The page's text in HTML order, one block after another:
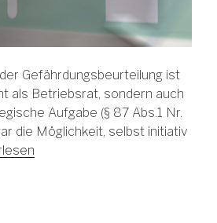
Gefährdungsbeurteilung ist
als Betriebsrat, sondern auch
Aufgabe (§ 87 Abs.1 Nr.
die Möglichkeit, selbst initiativ